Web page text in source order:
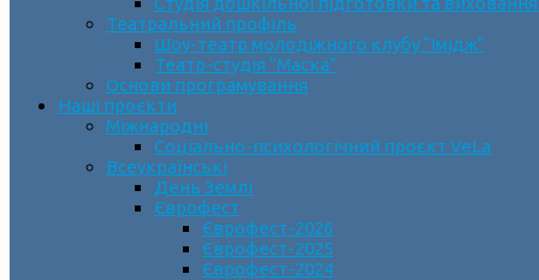
Театральний профіль
Шоу-театр молодіжного клубу “Імідж”
Театр-студія “Маска”
Основи програмування
Наші проєкти
Міжнародні
Соціально-психологічний проєкт VeLa
Всеукраїнські
День Землі
Єврофест
Єврофест-2026
Єврофест-2025
Єврофест-2024